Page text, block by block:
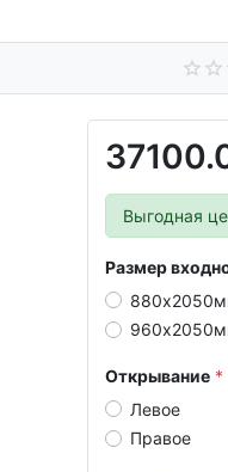
Выгодная
Размер
Открывание
Левое
Правое